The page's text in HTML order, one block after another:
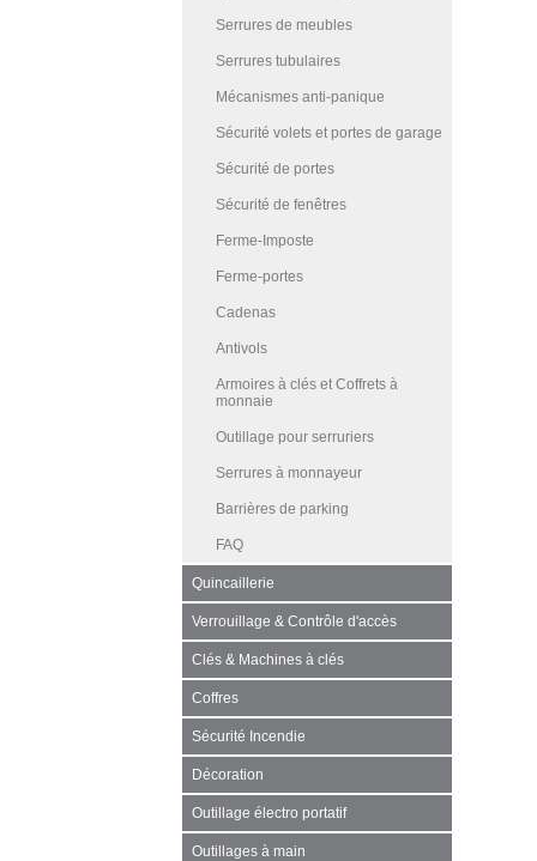
Serrures de meubles
Serrures tubulaires
Mécanismes anti-panique
Sécurité volets et portes de garage
Sécurité de portes
Sécurité de fenêtres
Ferme-Imposte
Ferme-portes
Cadenas
Antivols
Armoires à clés et Coffrets à
monnaie
Outillage pour serruriers
Serrures à monnayeur
Barrières de parking
FAQ
Quincaillerie
Verrouillage & Contrôle d'accès
Clés & Machines à clés
Coffres
Sécurité Incendie
Décoration
Outillage électro portatif
Outillages à main